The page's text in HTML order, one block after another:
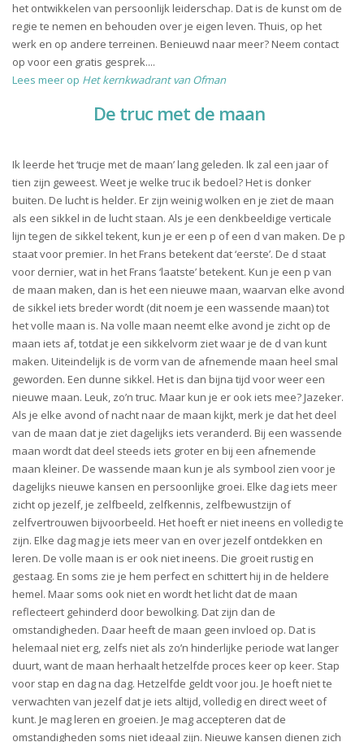
het ontwikkelen van persoonlijk leiderschap. Dat is de kunst om de
regie te nemen en behouden over je eigen leven. Thuis, op het
werk en op andere terreinen. Benieuwd naar meer? Neem contact
op voor een gratis gesprek....
Lees meer op Het kernkwadrant van Ofman
De truc met de maan
Ik leerde het ‘trucje met de maan’ lang geleden. Ik zal een jaar of
tien zijn geweest. Weet je welke truc ik bedoel? Het is donker
buiten. De lucht is helder. Er zijn weinig wolken en je ziet de maan
als een sikkel in de lucht staan. Als je een denkbeeldige verticale
lijn tegen de sikkel tekent, kun je er een p of een d van maken. De p
staat voor premier. In het Frans betekent dat ‘eerste’. De d staat
voor dernier, wat in het Frans ‘laatste’ betekent. Kun je een p van
de maan maken, dan is het een nieuwe maan, waarvan elke avond
de sikkel iets breder wordt (dit noem je een wassende maan) tot
het volle maan is. Na volle maan neemt elke avond je zicht op de
maan iets af, totdat je een sikkelvorm ziet waar je de d van kunt
maken. Uiteindelijk is de vorm van de afnemende maan heel smal
geworden. Een dunne sikkel. Het is dan bijna tijd voor weer een
nieuwe maan. Leuk, zo’n truc. Maar kun je er ook iets mee? Jazeker.
Als je elke avond of nacht naar de maan kijkt, merk je dat het deel
van de maan dat je ziet dagelijks iets veranderd. Bij een wassende
maan wordt dat deel steeds iets groter en bij een afnemende
maan kleiner. De wassende maan kun je als symbool zien voor je
dagelijks nieuwe kansen en persoonlijke groei. Elke dag iets meer
zicht op jezelf, je zelfbeeld, zelfkennis, zelfbewustzijn of
zelfvertrouwen bijvoorbeeld. Het hoeft er niet ineens en volledig te
zijn. Elke dag mag je iets meer van en over jezelf ontdekken en
leren. De volle maan is er ook niet ineens. Die groeit rustig en
gestaag. En soms zie je hem perfect en schittert hij in de heldere
hemel. Maar soms ook niet en wordt het licht dat de maan
reflecteert gehinderd door bewolking. Dat zijn dan de
omstandigheden. Daar heeft de maan geen invloed op. Dat is
helemaal niet erg, zelfs niet als zo’n hinderlijke periode wat langer
duurt, want de maan herhaalt hetzelfde proces keer op keer. Stap
voor stap en dag na dag. Hetzelfde geldt voor jou. Je hoeft niet te
verwachten van jezelf dat je iets altijd, volledig en direct weet of
kunt. Je mag leren en groeien. Je mag accepteren dat de
omstandigheden soms niet ideaal zijn. Nieuwe kansen dienen zich